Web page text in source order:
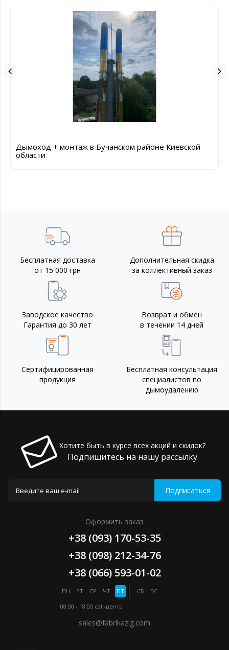
Дымоход + монтаж в Бучанском районе Киевской
области
Бесплатная доставка
от 15 000 грн
Дополнительная скидка
за коллективный заказ
Заводское качество
Гарантия до 30 лет
Возврат и обмен
в течении 14 дней
Сертифицированная
продукция
Бесплатная консультация
специалистов по
дымоудалению
Хотите быть в курсе всех акций и скидок?
Подпишитесь на нашу рассылку
Подписаться
Оформить заказ
+38 (093) 170-53-35
+38 (098) 212-34-76
+38 (066) 593-01-02
ПН ВТ СР ЧТ ПТ СБ
ВС
08:00 - 18:00 call-центр
sales@fabrikazig.com